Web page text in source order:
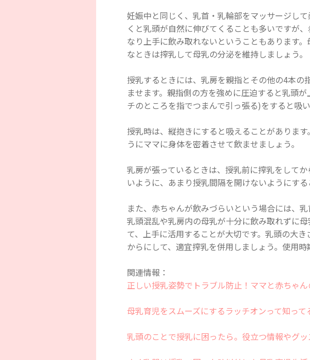
妊娠中と同じく、乳首・乳輪部をマッサージし
くと乳頭が自然に伸びてくることも多いですが
なり上手に飲み取れないということもあります
なときは搾乳して母乳の分泌を維持しましょう。
授乳するときには、乳房を親指とその他の4本
ませます。親指側の方を強めに圧迫すると乳頭
チのところを指でつまんで引っ張る)をすると吸
授乳時は、縦抱きにすると吸えることがありま
うにママに身体を密着させて飲ませましょう。
乳房が張っているときは、授乳前に搾乳をして
いように、あまり授乳間隔を開けないようにする
また、赤ちゃんが飲みづらいという場合には、
乳頭混乱や乳房内の母乳が十分に飲み取れずに
て、上手に活用することが大切です。乳頭の大
からにして、適宜搾乳を併用しましょう。使用
関連情報：
正しい授乳姿勢でトラブル防止！ママと赤ちゃ
母乳育児をスムーズにするラッチオンって知っ
乳頭のことで授乳に困ったら。役立つ情報やグッ